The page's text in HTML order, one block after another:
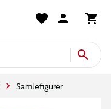
Samlefigurer